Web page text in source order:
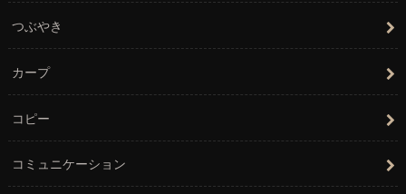
つぶやき
カープ
コピー
コミュニケーション